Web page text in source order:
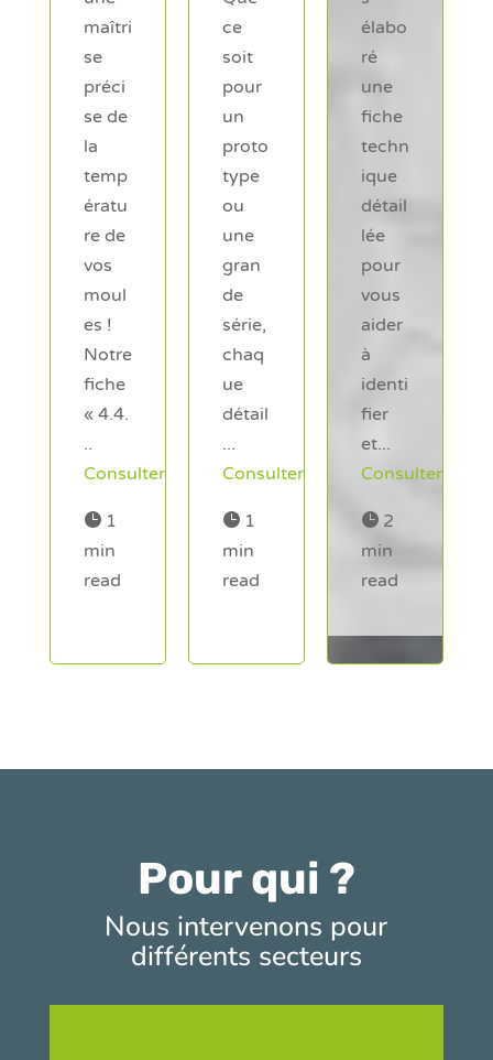
ce
soit
pour
un
proto
type
ou
une
gran
de
série,
chaq
ue
détail
...
Consulter
 1
min
read
élabo
ré
une
fiche
techn
ique
détail
lée
pour
vous
aider
à
identi
fier
et...
Consulter
 2
min
read
proje
t de
fabric
ation
en
matiè
res
plasti
ques
?
Pour
nous
perm
ettre
de...
Consulter
 1
min
read
Pour qui ?
Nous intervenons pour
différents secteurs